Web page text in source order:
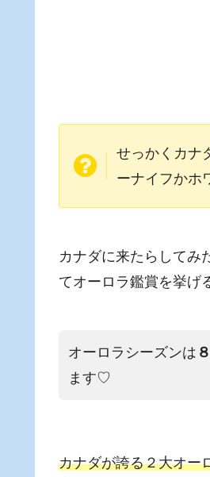
せっかくカナ
ーナイフかホ
カナダに来たらしてみ
てオーロラ鑑賞を挙げ
オーロラシーズンは
ます♡
カナダが誇る２大オー